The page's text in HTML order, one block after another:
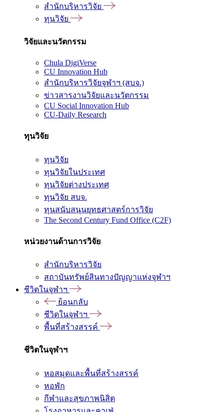
สำนักบริหารวิจัย
ทุนวิจัย
วิจัยและนวัตกรรม
Chula DigiVerse
CU Innovation Hub
สำนักบริหารวิจัยจุฬาฯ (สบจ.)
ข่าวสารงานวิจัยและนวัตกรรม
CU Social Innovation Hub
CU-Daily Research
ทุนวิจัย
ทุนวิจัย
ทุนวิจัยในประเทศ
ทุนวิจัยต่างประเทศ
ทุนวิจัย สบจ.
ทุนสนับสนุนยุทธศาสตร์การวิจัย
The Second Century Fund Office (C2F)
หน่วยงานด้านการวิจัย
สำนักบริหารวิจัย
สถาบันทรัพย์สินทางปัญญาแห่งจุฬาฯ
ชีวิตในจุฬาฯ
ย้อนกลับ
ชีวิตในจุฬาฯ
พื้นที่สร้างสรรค์
ชีวิตในจุฬาฯ
หอสมุดและพื้นที่สร้างสรรค์
หอพัก
กีฬาและสุขภาพนิสิต